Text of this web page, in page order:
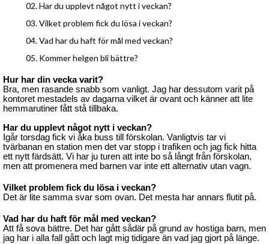
Har du upplevt något nytt i veckan?
Vilket problem fick du lösa i veckan?
Vad har du haft för mål med veckan?
Kommer helgen bli bättre?
Hur har din vecka varit?
Bra, men rasande snabb som vanligt. Jag har dessutom varit på
kontoret mestadels av dagarna vilket är ovant och känner att lite
hemmarutiner fått stå tillbaka.
Har du upplevt något nytt i veckan?
Igår torsdag fick vi åka buss till förskolan. Vanligtvis tar vi
tvärbanan en station men det var stopp i trafiken och jag fick hitta
ett nytt färdsätt. Vi har ju turen att inte bo så långt från förskolan,
men att promenera med barnen var inte ett alternativ utan vagn.
Vilket problem fick du lösa i veckan?
Det är lite samma svar som ovan. Det mesta har annars flutit på.
Vad har du haft för mål med veckan?
Att få sova bättre. Det har gått sådär på grund av hostiga barn, men
jag har i alla fall gått och lagt mig tidigare än vad jag gjort på länge.